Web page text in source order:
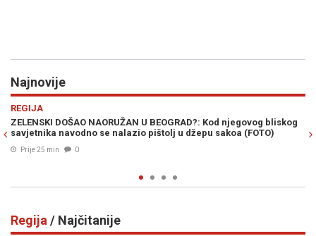
Najnovije
njegovog bliskog
(FOTO)
SVE SE OVO DEŠAVALO PRED VUČIĆEM: Njemački
Beogradu pitao Zelenskog - "Kako da ubijemo što
Regija / Najčitanije